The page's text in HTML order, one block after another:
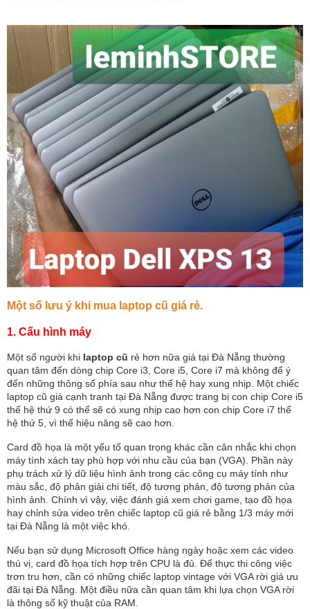
Một số lưu ý khi mua laptop cũ giá rẻ.
1. Cấu hình máy
Một số người khi laptop cũ rẻ hơn nữa giá tại Đà Nẵng thường
quan tâm đến dòng chip Core i3, Core i5, Core i7 mà không để ý
đến những thông số phía sau như thế hệ hay xung nhịp. Một chiếc
laptop cũ giá cạnh tranh tại Đà Nẵng được trang bị con chip Core i5
thế hệ thứ 9 có thể sẽ có xung nhịp cao hơn con chip Core i7 thế
hệ thứ 5, vì thế hiệu năng sẽ cao hơn.
Card đồ họa là một yếu tố quan trọng khác cần cân nhắc khi chọn
máy tính xách tay phù hợp với nhu cầu của bạn (VGA). Phần này
phụ trách xử lý dữ liệu hình ảnh trong các công cụ máy tính như
màu sắc, độ phân giải chi tiết, độ tương phản, độ tương phản của
hình ảnh. Chính vì vậy, việc đánh giá xem chơi game, tạo đồ họa
hay chỉnh sửa video trên chiếc laptop cũ giá rẻ bằng 1/3 máy mới
tại Đà Nẵng là một việc khó.
Nếu bạn sử dụng Microsoft Office hàng ngày hoặc xem các video
thú vị, card đồ họa tích hợp trên CPU là đủ. Để thực thi công việc
trơn tru hơn, cần có những chiếc laptop vintage với VGA rời giá ưu
đãi tại Đà Nẵng. Một điều nữa cần quan tâm khi lựa chọn VGA rời
là thông số kỹ thuật của RAM.